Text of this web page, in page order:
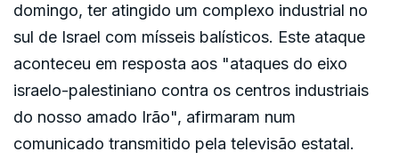
domingo, ter atingido um complexo industrial no
sul de Israel com mísseis balísticos. Este ataque
aconteceu em resposta aos "ataques do eixo
israelo-palestiniano contra os centros industriais
do nosso amado Irão", afirmaram num
comunicado transmitido pela televisão estatal.